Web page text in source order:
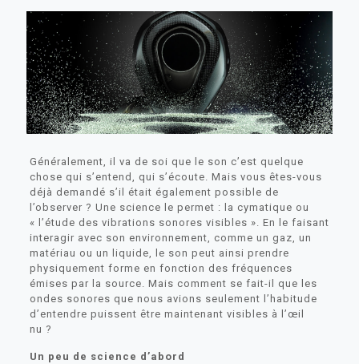
Généralement, il va de soi que le son c’est quelque
chose qui s’entend, qui s’écoute. Mais vous êtes-vous
déjà demandé s’il était également possible de
l’observer ? Une science le permet : la cymatique ou
« l’étude des vibrations sonores visibles ». En le faisant
interagir avec son environnement, comme un gaz, un
matériau ou un liquide, le son peut ainsi prendre
physiquement forme en fonction des fréquences
émises par la source. Mais comment se fait-il que les
ondes sonores que nous avions seulement l’habitude
d’entendre puissent être maintenant visibles à l’œil
nu ?
Un peu de science d’abord